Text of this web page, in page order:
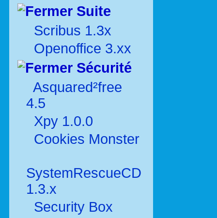
Suite
Scribus 1.3x
Openoffice 3.xx
Sécurité
Asquared²free
4.5
Xpy 1.0.0
Cookies Monster
SystemRescueCD
1.3.x
Security Box